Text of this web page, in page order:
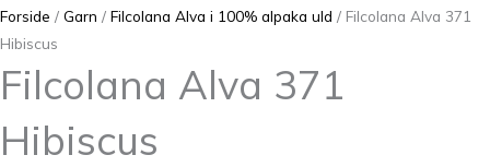
Forside / Garn / Filcolana Alva i 100% alpaka uld / Filcolana Alva 371
Hibiscus
Filcolana Alva 371
Hibiscus